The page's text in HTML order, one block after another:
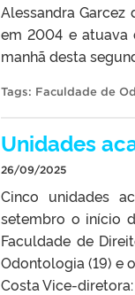
Alessandra Garcez
em 2004 e atuava
manhã desta
Tags: Faculdade de
Unidades
26/09/2025
Cinco unidades
setembro o início
Faculdade de
Odontologia (19) e
Costa Vice-